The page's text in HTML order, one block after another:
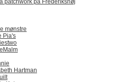
patchwork på Frederikshøj
mønstre
Pia's
Hartman